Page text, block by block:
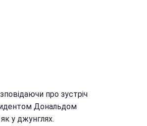
про зустріч
Дональдом
у джунглях.